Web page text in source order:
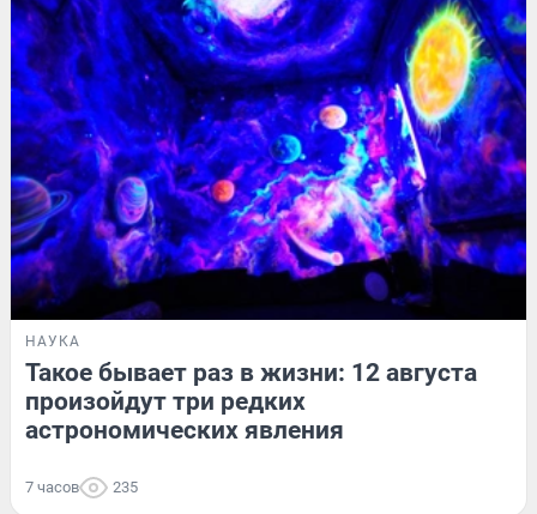
НАУКА
Такое бывает раз в жизни: 12 августа
произойдут три редких
астрономических явления
7 часов 235